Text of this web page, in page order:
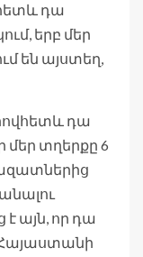
դա
երբ մեր
են այստեղ,
դա
տղերքը 6
է այն, որ դա
Հայաստանի